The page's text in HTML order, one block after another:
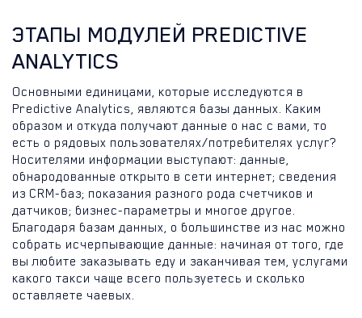
ЭТАПЫ МОДУЛЕЙ PREDICTIVE
ANALYTICS
Основными единицами, которые исследуются в
Predictive Analytics, являются базы данных. Каким
образом и откуда получают данные о нас с вами, то
есть о рядовых пользователях/потребителях услуг?
Носителями информации выступают: данные,
обнародованные открыто в сети интернет; сведения
из CRM-баз; показания разного рода счетчиков и
датчиков; бизнес-параметры и многое другое.
Благодаря базам данных, о большинстве из нас можно
собрать исчерпывающие данные: начиная от того, где
вы любите заказывать еду и заканчивая тем, услугами
какого такси чаще всего пользуетесь и сколько
оставляете чаевых.